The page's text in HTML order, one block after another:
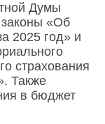
Думы
законы «Об
2025 год» и
страхования
Также
в бюджет